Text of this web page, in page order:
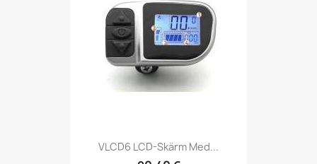
VLCD6 LCD-Skärm Med...